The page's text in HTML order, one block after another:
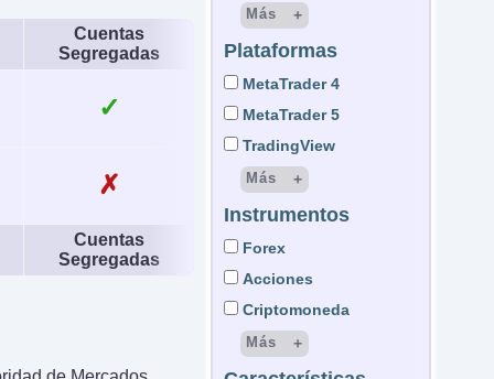
Cuentas
Segregadas
✓
✗
Cuentas
Segregadas
Más
Cuenta STP
cuenta ECN
Cuenta LAMM
Cuenta MAM
Cuenta PAMM
Plataformas
MetaTrader 4
MetaTrader 5
TradingView
Más
cTrader
DupliTrade
ActTrader
OmniTrader
Wyden
Trading Central
Instrumentos
Forex
Acciones
Criptomoneda
Más